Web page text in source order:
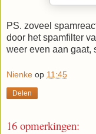
PS. zoveel
door het spamfilter
weer even aan gaat,
Nienke op 11:45
Delen
16 opmerkingen: